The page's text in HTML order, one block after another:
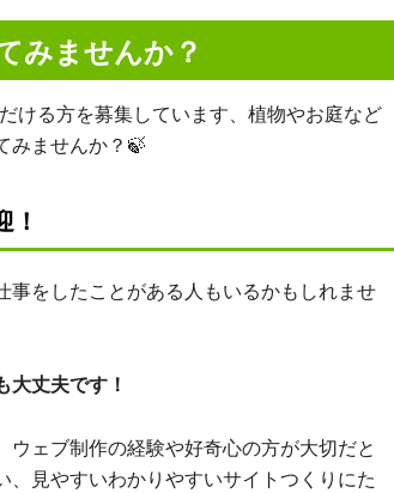
みませんか？
ける方を募集しています、植物やお庭など
みませんか？🍃
をしたことがある人もいるかもしれませ
丈夫です！
ェブ制作の経験や好奇心の方が大切だと
見やすいわかりやすいサイトつくりにた